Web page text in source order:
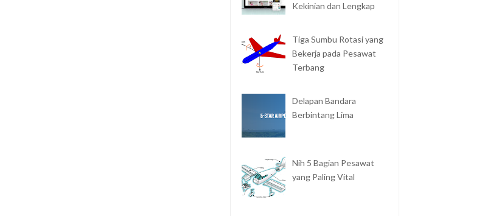
Kekinian dan Lengkap
Tiga Sumbu Rotasi yang
Bekerja pada Pesawat
Terbang
Delapan Bandara
Berbintang Lima
Nih 5 Bagian Pesawat
yang Paling Vital